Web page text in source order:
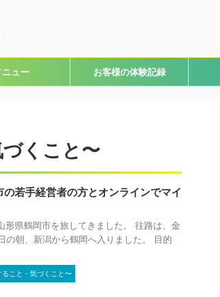
ニュー お客様の体験記録
くこと〜
若手経営者の方とオンラインでマイ
形県鶴岡市を旅してきました。 往路は、金
の朝、新潟から鶴岡へ入りました。 目的
こと・気づくこと〜